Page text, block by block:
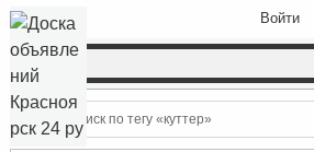
Войти
Поиск по тегу «куттер»